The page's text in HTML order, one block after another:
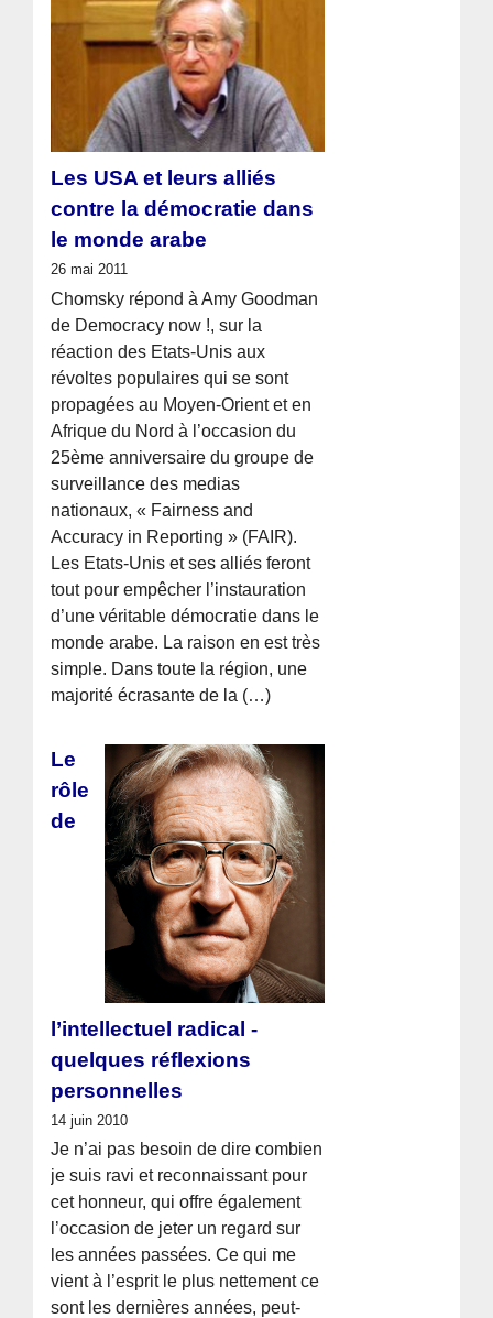
Les USA et leurs alliés
contre la démocratie dans
le monde arabe
26 mai 2011
Chomsky répond à Amy Goodman
de Democracy now !, sur la
réaction des Etats-Unis aux
révoltes populaires qui se sont
propagées au Moyen-Orient et en
Afrique du Nord à l’occasion du
25ème anniversaire du groupe de
surveillance des medias
nationaux, « Fairness and
Accuracy in Reporting » (FAIR).
Les Etats-Unis et ses alliés feront
tout pour empêcher l’instauration
d’une véritable démocratie dans le
monde arabe. La raison en est très
simple. Dans toute la région, une
majorité écrasante de la (…)
Le
rôle
de
l’intellectuel radical -
quelques réflexions
personnelles
14 juin 2010
Je n’ai pas besoin de dire combien
je suis ravi et reconnaissant pour
cet honneur, qui offre également
l’occasion de jeter un regard sur
les années passées. Ce qui me
vient à l’esprit le plus nettement ce
sont les dernières années, peut-